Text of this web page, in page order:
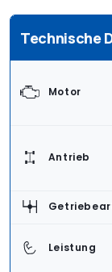
Technische
Motor
Antrieb
Leistung